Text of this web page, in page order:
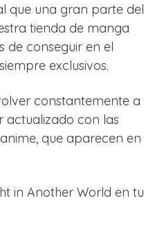
que una gran parte del
tienda de manga
de conseguir en el
exclusivos.
constantemente a
actualizado con las
que aparecen en
in Another World en tu